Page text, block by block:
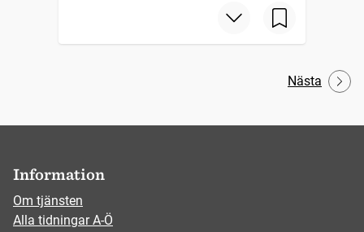
Nästa
Information
Om tjänsten
Alla tidningar A-Ö